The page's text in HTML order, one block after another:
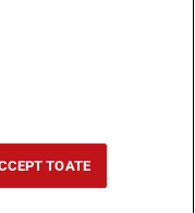
TOATE